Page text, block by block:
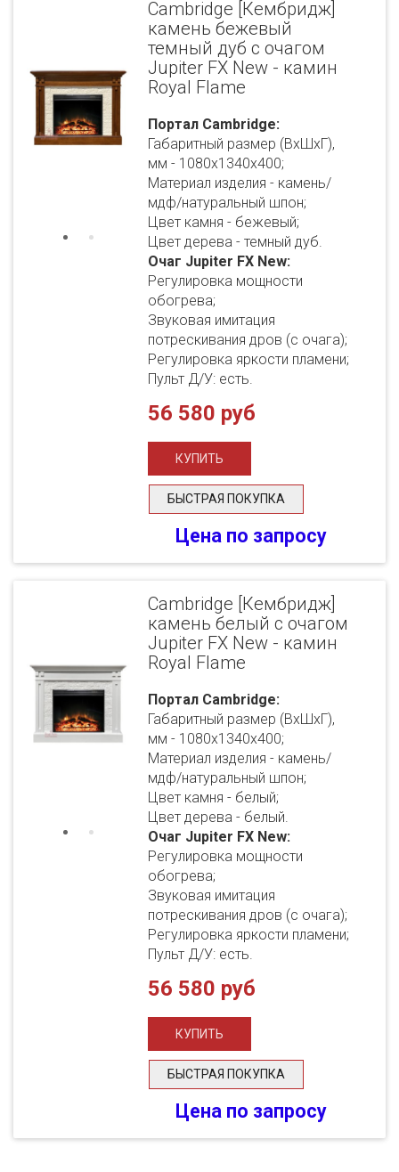
Cambridge [Кембридж]
камень бежевый
темный дуб с очагом
Jupiter FX New - камин
Royal Flame
Портал Cambridge:
Габаритный размер (ВхШхГ),
мм - 1080х1340х400;
Материал изделия - камень/
мдф/натуральный шпон;
Цвет камня - бежевый;
Цвет дерева - темный дуб.
Очаг Jupiter FX New:
Регулировка мощности
обогрева;
Звуковая имитация
потрескивания дров (с очага);
Регулировка яркости пламени;
Пульт Д/У: есть.
56 580 руб
БЫСТРАЯ ПОКУПКА
Цена по запросу
Cambridge [Кембридж]
камень белый с очагом
Jupiter FX New - камин
Royal Flame
Портал Cambridge:
Габаритный размер (ВхШхГ),
мм - 1080х1340х400;
Материал изделия - камень/
мдф/натуральный шпон;
Цвет камня - белый;
Цвет дерева - белый.
Очаг Jupiter FX New:
Регулировка мощности
обогрева;
Звуковая имитация
потрескивания дров (с очага);
Регулировка яркости пламени;
Пульт Д/У: есть.
56 580 руб
БЫСТРАЯ ПОКУПКА
Цена по запросу